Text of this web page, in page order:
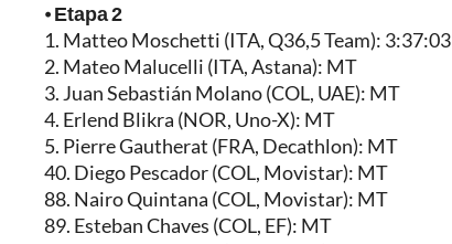
⦁Etapa 2
1. Matteo Moschetti (ITA, Q36,5 Team): 3:37:03
2. Mateo Malucelli (ITA, Astana): MT
3. Juan Sebastián Molano (COL, UAE): MT
4. Erlend Blikra (NOR, Uno-X): MT
5. Pierre Gautherat (FRA, Decathlon): MT
40. Diego Pescador (COL, Movistar): MT
88. Nairo Quintana (COL, Movistar): MT
89. Esteban Chaves (COL, EF): MT